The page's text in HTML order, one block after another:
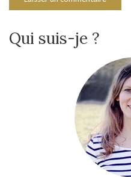
Qui suis-je ?